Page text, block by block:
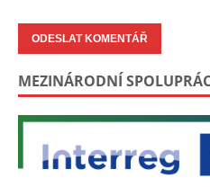
MEZINÁRODNÍ